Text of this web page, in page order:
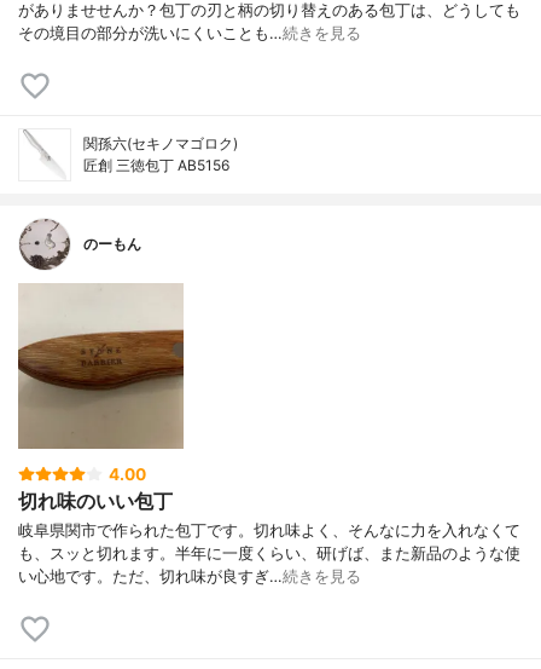
がありませせんか？包丁の刃と柄の切り替えのある包丁は、どうしても
その境目の部分が洗いにくいことも…続きを見る
関孫六(セキノマゴロク)
匠創 三徳包丁 AB5156
のーもん
4.00
切れ味のいい包丁
岐阜県関市で作られた包丁です。切れ味よく、そんなに力を入れなくて
も、スッと切れます。半年に一度くらい、研げば、また新品のような使
い心地です。ただ、切れ味が良すぎ…続きを見る